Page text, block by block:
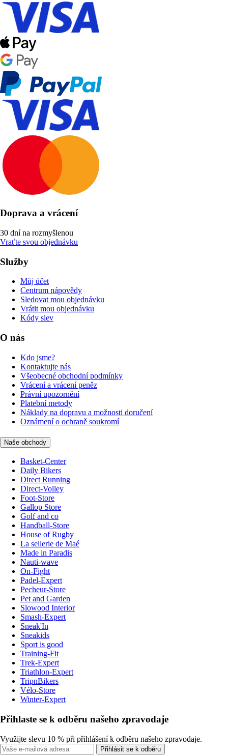
Doprava a vrácení
30 dní na rozmyšlenou
Vraťte svou objednávku
Služby
Můj účet
Centrum nápovědy
Sledovat mou objednávku
Vrátit mou objednávku
Kódy slev
O nás
Kdo jsme?
Kontaktujte nás
Všeobecné obchodní podmínky
Vrácení a vrácení peněz
Právní upozornění
Platební metody
Náklady na dopravu a možnosti doručení
Oznámení o ochraně soukromí
Naše obchody
Basket-Center
Daily Bikers
Direct Running
Direct-Volley
Foot-Store
Gallop Store
Golf and co
Handball-Store
House of Rugby
La sellerie de Maé
Made in Paradis
Nauti-wave
On-Fight
Padel-Expert
Pecheur-Store
Pet and Garden
Slowood Interior
Smash-Expert
Sneak'In
Sneakids
Sport is good
Training-Fit
Trek-Expert
Triathlon-Expert
TripnBikers
Vélo-Store
Winter-Expert
Přihlaste se k odběru našeho zpravodaje
Využijte slevu 10 % při přihlášení k odběru našeho zpravodaje.
Přihlásit se k odběru